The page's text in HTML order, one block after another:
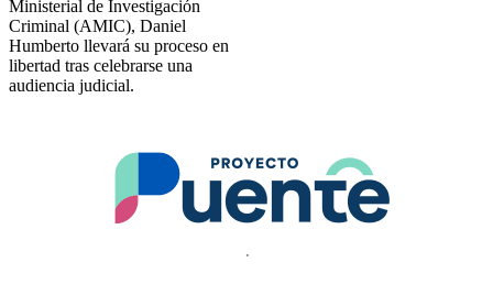
Ministerial de Investigación
Criminal (AMIC), Daniel
Humberto llevará su proceso en
libertad tras celebrarse una
audiencia judicial.
.